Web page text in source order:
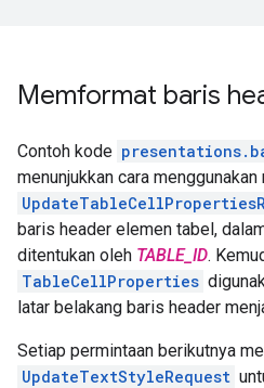
Memformat baris
Contoh kode
menunjukkan cara
baris header elemen tabel,
ditentukan oleh TABLE_ID.
TableCellProperties
latar belakang baris header
Setiap permintaan berikutnya
UpdateTextStyleRequest